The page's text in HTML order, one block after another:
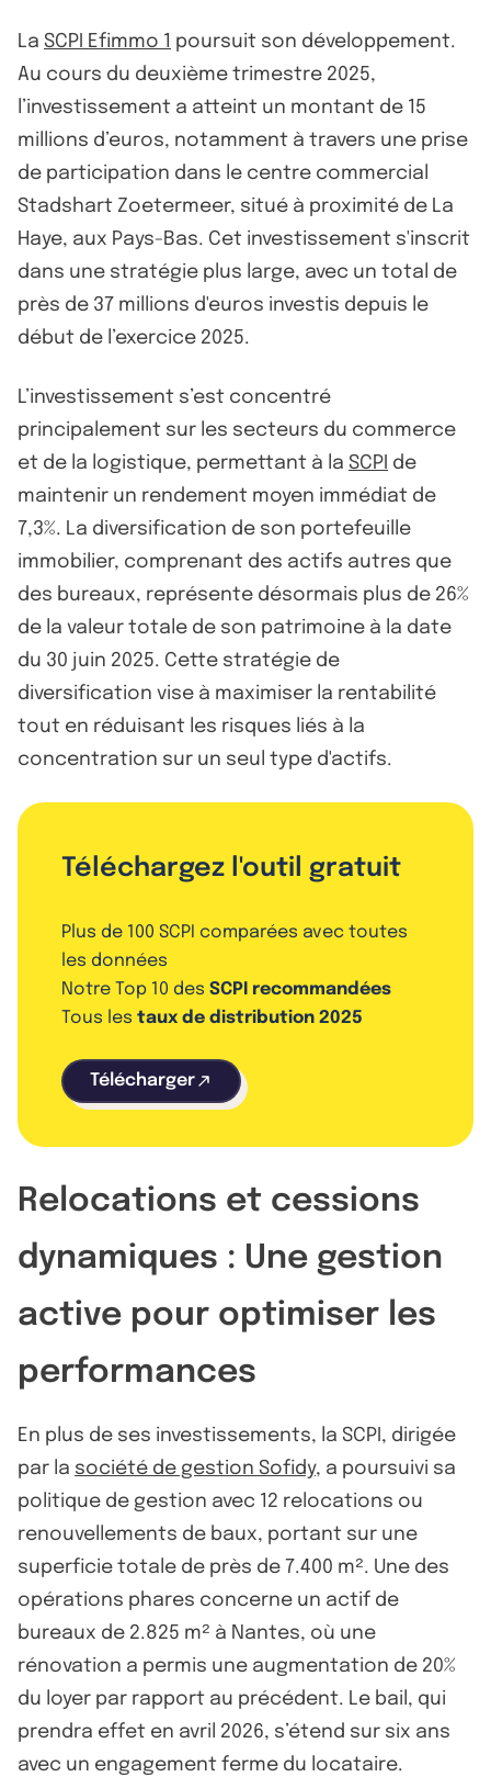
La SCPI Efimmo 1 poursuit son développement.
Au cours du deuxième trimestre 2025,
l’investissement a atteint un montant de 15
millions d’euros, notamment à travers une prise
de participation dans le centre commercial
Stadshart Zoetermeer, situé à proximité de La
Haye, aux Pays-Bas. Cet investissement s'inscrit
dans une stratégie plus large, avec un total de
près de 37 millions d'euros investis depuis le
début de l’exercice 2025.
L’investissement s’est concentré
principalement sur les secteurs du commerce
et de la logistique, permettant à la SCPI de
maintenir un rendement moyen immédiat de
7,3%. La diversification de son portefeuille
immobilier, comprenant des actifs autres que
des bureaux, représente désormais plus de 26%
de la valeur totale de son patrimoine à la date
du 30 juin 2025. Cette stratégie de
diversification vise à maximiser la rentabilité
tout en réduisant les risques liés à la
concentration sur un seul type d'actifs.
Téléchargez l'outil gratuit
Plus de 100 SCPI comparées avec toutes
les données
Notre Top 10 des SCPI recommandées
Tous les taux de distribution 2025
Télécharger
Relocations et cessions
dynamiques : Une gestion
active pour optimiser les
performances
En plus de ses investissements, la SCPI, dirigée
par la société de gestion Sofidy, a poursuivi sa
politique de gestion avec 12 relocations ou
renouvellements de baux, portant sur une
superficie totale de près de 7.400 m². Une des
opérations phares concerne un actif de
bureaux de 2.825 m² à Nantes, où une
rénovation a permis une augmentation de 20%
du loyer par rapport au précédent. Le bail, qui
prendra effet en avril 2026, s’étend sur six ans
avec un engagement ferme du locataire.